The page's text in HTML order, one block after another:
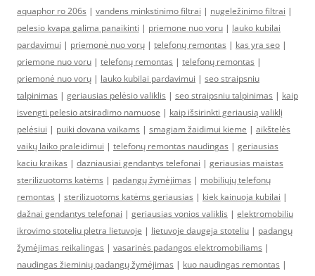
aquaphor ro 206s | vandens minkstinimo filtrai | nugeležinimo filtrai |
pelesio kvapa galima panaikinti | priemone nuo voru | lauko kubilai
pardavimui | priemonė nuo vorų | telefonų remontas | kas yra seo |
priemone nuo voru | telefonų remontas | telefonų remontas |
priemonė nuo vorų | lauko kubilai pardavimui | seo straipsniu
talpinimas | geriausias pelėsio valiklis | seo straipsniu talpinimas | kaip
isvengti pelesio atsiradimo namuose | kaip išsirinkti geriausią valiklį
pelėsiui | puiki dovana vaikams | smagiam žaidimui kieme | aikštelės
vaikų laiko praleidimui | telefonų remontas naudingas | geriausias
kaciu kraikas | dazniausiai gendantys telefonai | geriausias maistas
sterilizuotoms katėms | padangų žymėjimas | mobiliųjų telefonų
remontas | sterilizuotoms katėms geriausias | kiek kainuoja kubilai |
dažnai gendantys telefonai | geriausias vonios valiklis | elektromobiliu
ikrovimo stoteliu pletra lietuvoje | lietuvoje daugeja stoteliu | padangų
žymėjimas reikalingas | vasarinės padangos elektromobiliams |
naudingas žieminių padangų žymėjimas | kuo naudingas remontas |